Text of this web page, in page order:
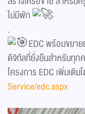
ไม่มีพัก
.
EDC พร้อมขยา
ดิจิทัลที่ยั่งยืนสำหรับทุก
โครงการ EDC เพิ่มเติม
Service/edc.aspx